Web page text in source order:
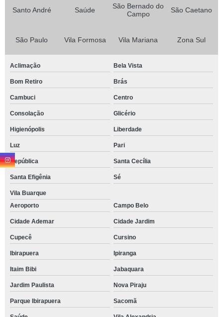
Santo André Saúde
São Bernado do
Campo
São Caetano
São Paulo Vila Formosa Vila Mariana Zona Sul
Aclimação Bela Vista
Bom Retiro Brás
Cambuci Centro
Consolação Glicério
Higienópolis Liberdade
Luz Pari
República Santa Cecília
Santa Efigênia Sé
Vila Buarque
Aeroporto
Campo Belo
Cidade Ademar Cidade Jardim
Cupecê Cursino
Ibirapuera Ipiranga
Itaim Bibi Jabaquara
Jardim Paulista Nova Piraju
Parque Ibirapuera Sacomã